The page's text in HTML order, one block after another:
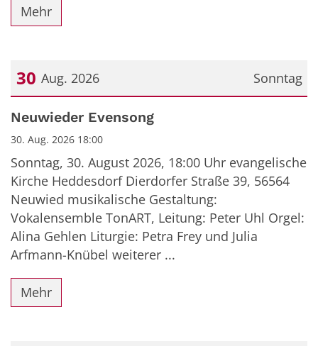
Mehr
Sonntag
30 Aug. 2026
Datum: 30. August 2026
Neuwieder Evensong
30. Aug. 2026 18:00
Sonntag, 30. August 2026, 18:00 Uhr evangelische
Kirche Heddesdorf Dierdorfer Straße 39, 56564
Neuwied musikalische Gestaltung:
Vokalensemble TonART, Leitung: Peter Uhl Orgel:
Alina Gehlen Liturgie: Petra Frey und Julia
Arfmann-Knübel weiterer ...
Mehr